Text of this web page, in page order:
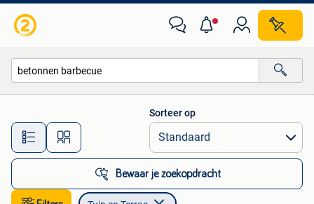
Alle afstanden…
Sorteer op
Bewaar je zoekopdracht